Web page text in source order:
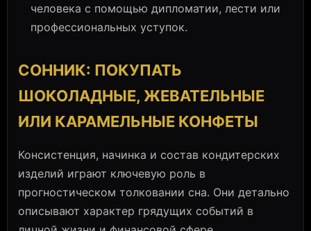
человека с помощью дипломатии, лести или
профессиональных уступок.
СОННИК: ПОКУПАТЬ
ШОКОЛАДНЫЕ, ЖЕВАТЕЛЬНЫЕ
ИЛИ КАРАМЕЛЬНЫЕ КОНФЕТЫ
Консистенция, начинка и состав кондитерских
изделий играют ключевую роль в
прогностическом толковании сна. Они детально
описывают характер грядущих событий в